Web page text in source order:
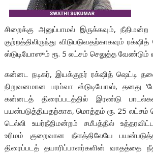
சிறைக்கு அனுப்பாமல் இருக்கவும்,
குற்றத்திலிருந்து விடுபடுவதற்காகவும்
ஸ்டுடியோஸும் ரூ. 5 லட்சம் செலுத்த வேண்டும்
கன்னட நடிகர், இயக்குநர் ரக்‌ஷித் ஷெட்டி
நிறுவனமான பரம்வா ஸ்டுடியோஸ், தனது
கன்னடத் திரைப்படத்தில் இரண்டு
பயன்படுத்தியதற்காக, மொத்தம் ரூ. 25
டெல்லி உயர்நீதிமன்றம் சமீபத்தில்
உரிமம் குறைவான நீளத்திலேயே
திரைப்படத் தயாரிப்பாளர்களின் வாதத்தை